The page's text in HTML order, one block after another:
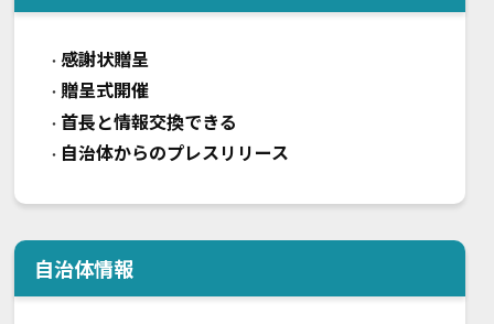
・感謝状贈呈
・ 贈呈式開催
・ 首長と情報交換できる
・ 自治体からのプレスリリース
自治体情報